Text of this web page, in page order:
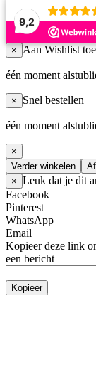
9,2
× Aan Wishlist
één moment
× Snel bestellen
één moment
×
Verder winkelen
× Leuk dat je dit
Facebook
Pinterest
WhatsApp
Email
Kopieer deze link
een bericht
Kopieer